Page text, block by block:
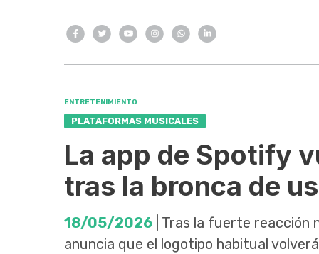
ENTRETENIMIENTO
PLATAFORMAS MUSICALES
La app de Spotify
tras la bronca de
18/05/2026 | Tras la fuerte reacción
anuncia que el logotipo habitual